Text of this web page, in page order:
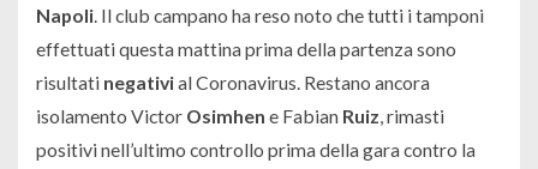
Napoli . Il club campano ha reso noto che tutti i tamponi
effettuati questa mattina prima della partenza sono
risultati negativial Coronavirus. Restano ancora
isolamento Victor Osimhen e Fabian Ruiz , rimasti
positivi nell’ultimo controllo prima della gara contro la